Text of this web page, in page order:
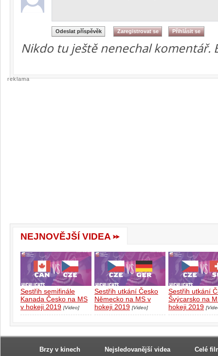
Nikdo tu ještě nenechal komentář.
reklama
NEJNOVĚJŠÍ VIDEA
Sestřih semifinále
Kanada Česko na MS
v hokeji 2019 [Video]
Sestřih utkání Česko
Německo na MS v
hokeji 2019 [Video]
Sestřih utkání
Švýcarsko na
hokeji 2019
Brzy v kinech Nejsledovanější videa Celé